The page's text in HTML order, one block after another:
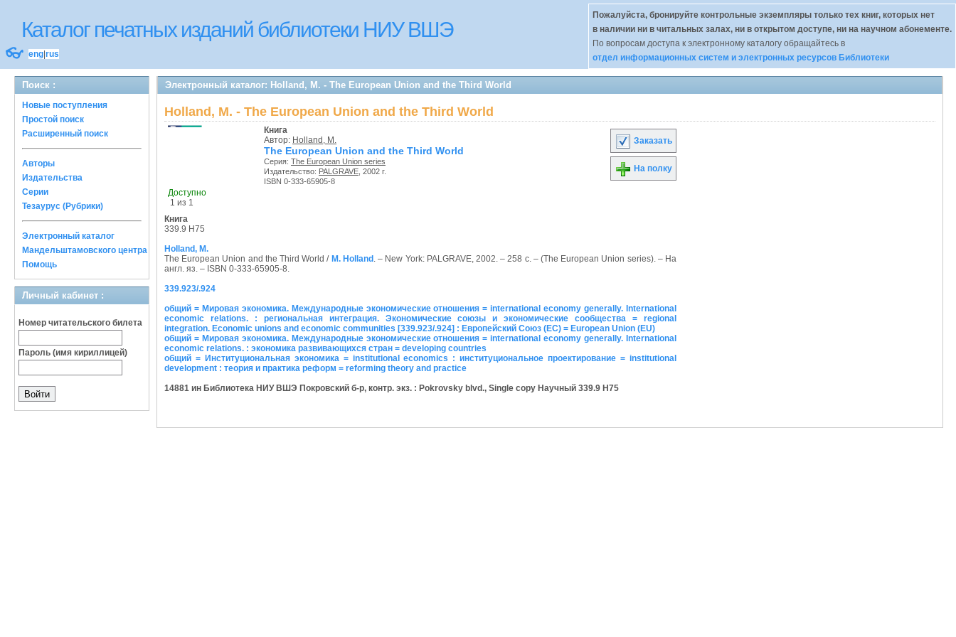
Каталог печатных изданий библиотеки НИУ ВШЭ
👓 eng rus
Пожалуйста, бронируйте контрольные экземпляры только тех книг, которых нет
в наличии ни в читальных залах, ни в открытом доступе, ни на научном абонементе.
По вопросам доступа к электронному каталогу обращайтесь в
отдел информационных систем и электронных ресурсов Библиотеки
Поиск :
Новые поступления
Простой поиск
Расширенный поиск
Авторы
Издательства
Серии
Тезаурус (Рубрики)
Электронный каталог
Мандельштамовского центра
Помощь
Личный кабинет :
Номер читательского билета
Пароль (имя кириллицей)
Электронный каталог: Holland, M. - The European Union and the Third World
Holland, M. - The European Union and the Third World
Доступно
1 из 1
Книга
Автор: Holland, M.
The European Union and the Third World
Серия: The European Union series
Издательство: PALGRAVE , 2002 г.
ISBN 0-333-65905-8
Заказать
На полку
Книга
339.9 H75
Holland, M.
The European Union and the Third World / M. Holland . – New York: PALGRAVE, 2002. – 258 с. – (The European Union series). – На
англ. яз. – ISBN 0-333-65905-8.
339.923/.924
общий = Мировая экономика. Международные экономические отношения = international economy generally. International
economic relations. : региональная интеграция. Экономические союзы и экономические сообщества = regional
integration. Economic unions and economic communities [339.923/.924] : Европейский Союз (ЕС) = European Union (EU)
общий = Мировая экономика. Международные экономические отношения = international economy generally. International
economic relations. : экономика развивающихся стран = developing countries
общий = Институциональная экономика = institutional economics : институциональное проектирование = institutional
development : теория и практика реформ = reforming theory and practice
14881 ин Библиотека НИУ ВШЭ Покровский б-р, контр. экз. : Pokrovsky blvd., Single copy Научный 339.9 H75